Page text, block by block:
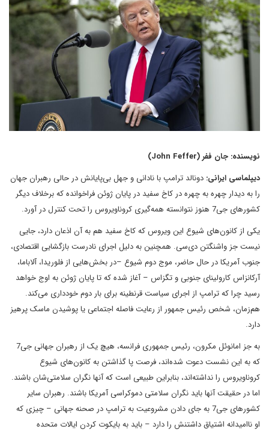
نویسنده: جان ففر (John Feffer)
دیپلماسی ایرانی: دونالد ترامپ با نادانی و جهل بی‌پایانش در حالی رهبران جهان
را به دیدار چهره‌ به چهره در کاخ سفید در پایان ژوئن فراخوانده که برخلاف دیگر
کشورهای جی7 هنوز نتوانسته همه‌گیری کروناویروس را تحت کنترل در آورد.
یکی از کانون‌‌های شیوع این ویروس که کاخ سفید هم به آن اذعان دارد، جایی
نیست جز واشنگتن دی‌سی. همچنین به دلیل اجرای نادرست بازگشایی اقتصادی،
جنوب آمریکا در حال حاضر، موج دوم شیوع –در بخش‌هایی از فلوریدا، آلاباما،
آرکانزاس کارولینای جنوبی و تگزاس – آغاز شده که تا پایان ژوئن به اوج خواهد
رسید چرا که ترامپ از اجرای سیاست قرنطینه برای بار دوم خودداری می‌‌کند.
هم‌زمان، شخص رئیس جمهور از رعایت فاصله اجتماعی یا پوشیدن ماسک پرهیز
دارد.
به جز امانوئل مکرون، رئیس جمهوری فرانسه، هیچ یک از رهبران جهانی جی‌7
که به این نشست دعوت شده‌‌اند، فرصت پا گذاشتن به کانون‌های شیوع
کروناویروس را نداشته‌اند، بنابراین طبیعی است که آنها نگران سلامتی‌شان باشند.
اما در حقیقت آنها باید نگران سلامتی دموکراسی آمریکا باشند. رهبران سایر
کشورهای جی7 به جای دادن مشروعیت به ترامپ در صحنه جهانی – چیزی که
او ناامیدانه اشتیاق داشتنش را دارد – باید به بایکوت کردن ایالات متحده